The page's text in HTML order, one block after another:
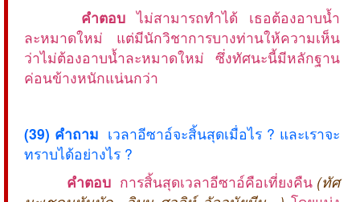
คำตอบไม่สามารถทำได้ เธอต้องอาบน้ำ
ละหมาดใหม่ แต่มีนักวิชาการบางท่านให้ความเห็น
ว่าไม่ต้องอาบน้ำละหมาดใหม่ ซึ่งทัศนะนี้มีหลักฐาน
ค่อนข้างหนักแน่นกว่า
(39) คำถาม เวลาอีซาอ์จะสิ้นสุดเมื่อไร ? และเราจะ
ทราบได้อย่างไร ?
คำตอบ การสิ้นสุดเวลาอีซาอ์คือเที่ยงคืน (ทัศ